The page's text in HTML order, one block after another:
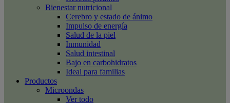
Bienestar nutricional
Cerebro y estado de ánimo
Impulso de energía
Salud de la piel
Inmunidad
Salud intestinal
Bajo en carbohidratos
Ideal para familias
Productos
Microondas
Ver todo